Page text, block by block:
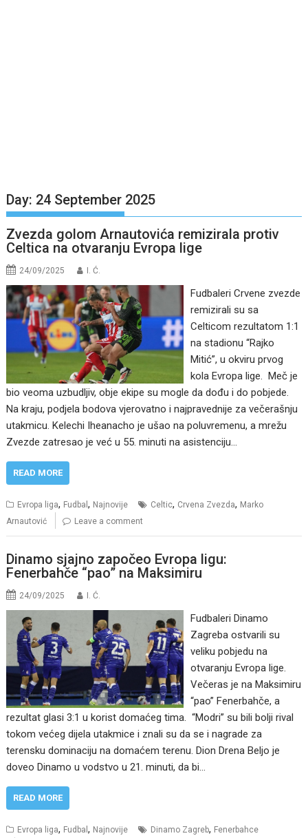
Day: 24 September 2025
Zvezda golom Arnautovića remizirala protiv
Celtica na otvaranju Evropa lige
24/09/2025 I. Ć.
Fudbaleri Crvene zvezde
remizirali su sa
Celticom rezultatom 1:1
na stadionu “Rajko
Mitić”, u okviru prvog
kola Evropa lige. Meč je
bio veoma uzbudljiv, obje ekipe su mogle da dođu i do pobjede.
Na kraju, podjela bodova vjerovatno i najpravednije za večerašnju
utakmicu. Kelechi Iheanacho je ušao na poluvremenu, a mrežu
Zvezde zatresao je već u 55. minuti na asistenciju…
READ MORE
Evropa liga, Fudbal, Najnovije Celtic, Crvena Zvezda, Marko
Arnautović
Leave a comment
Dinamo sjajno započeo Evropa ligu:
Fenerbahče “pao” na Maksimiru
24/09/2025 I. Ć.
Fudbaleri Dinamo
Zagreba ostvarili su
veliku pobjedu na
otvaranju Evropa lige.
Večeras je na Maksimiru
“pao” Fenerbahče, a
rezultat glasi 3:1 u korist domaćeg tima. “Modri” su bili bolji rival
tokom većeg dijela utakmice i znali su da se i nagrade za
terensku dominaciju na domaćem terenu. Dion Drena Beljo je
doveo Dinamo u vodstvo u 21. minuti, da bi…
READ MORE
Evropa liga, Fudbal, Najnovije Dinamo Zagreb, Fenerbahce